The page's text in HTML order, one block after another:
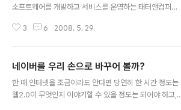
소프트웨어를 개발하고 서비스를 운영하는 태터앤컴퍼니
툴즈를 기반으로 블로그 소프트웨어를 개발하고, 가입형
니는 다음과 공동으로 운영하던 티스토리를 다음에 넘기
고, 태터툴즈의 새로운 버전인 텍스트큐브의 개발에 매진,
이번에 새롭게 가입형 블로그 서비스인 텍스트큐브닷컴(T
3 6 2008. 5. 29.
네이버를 우리 손으로 바꾸어 볼까?
한 때 인터넷을 조금이라도 안다면 당연히 한 시간 정도는
웹2.0이 무엇인지 이야기할 수 있을 정도는 되어야 하고,